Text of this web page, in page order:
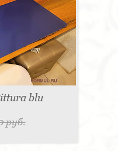
blu
руб.